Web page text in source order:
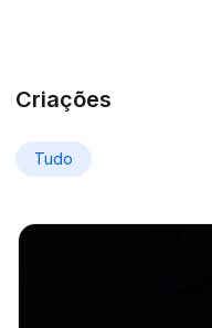
Criações
Tudo